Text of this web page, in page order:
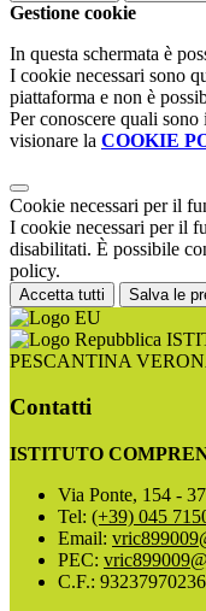
Gestione cookie
In questa schermata è
I cookie necessari sono
piattaforma e non è
Per conoscere quali
visionare la COOKIE
Cookie necessari per il
I cookie necessari per il
disabilitati. È possibile
policy.
Accetta tutti Salva le
PESCANTINA
Contatti
ISTITUTO
Via Ponte, 154 -
Tel: (+39) 045
Email:
PEC:
C.F.: 93237970236